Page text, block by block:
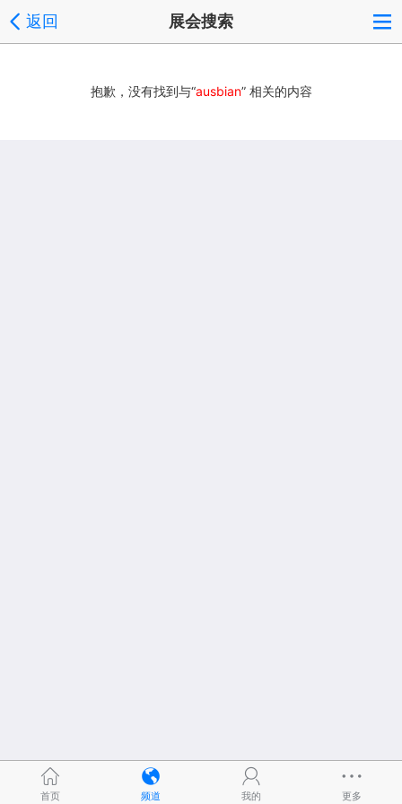
返回 展会搜索
抱歉，没有找到与“ausbian” 相关的内容
首页 频道 我的 更多